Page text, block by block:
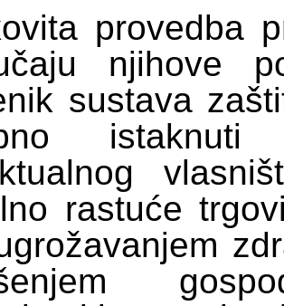
provedba
njihove
sustava
rastuće